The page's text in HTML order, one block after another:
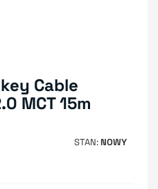
Cable
MCT 15m
STAN NOWY